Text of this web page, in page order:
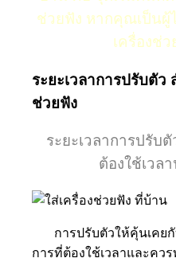
ช่วยฟัง หากคุณเป็นผู้
เครื่องช่
ระยะเวลาการปรับตัว
ช่วยฟัง
ระยะเวลาการปรับ
ต้องใช้เวล
การปรับตัวให้คุ้นเคยกั
การที่ต้องใช้เวลาและคว